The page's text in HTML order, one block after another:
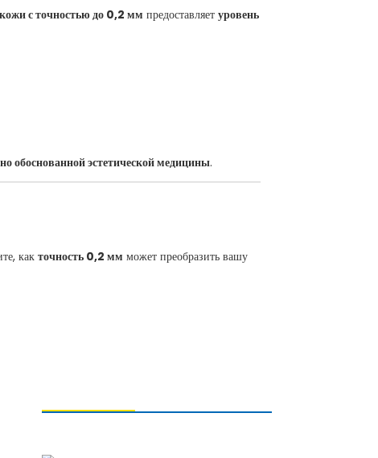
с точностью до 0,2 мм предоставляет уровень
обоснованной эстетической медицины.
как точность 0,2 мм может преобразить вашу